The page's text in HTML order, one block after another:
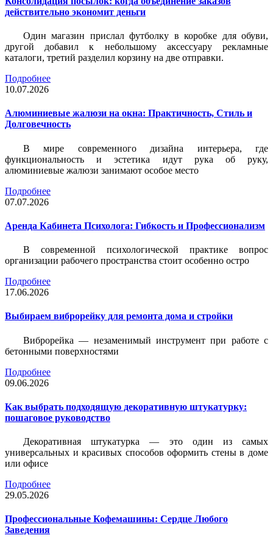
действительно экономит деньги
Один магазин прислал футболку в коробке для обуви,
другой добавил к небольшому аксессуару рекламные
каталоги, третий разделил корзину на две отправки.
Подробнее
10.07.2026
Алюминиевые жалюзи на окна: Практичность, Стиль и
Долговечность
В мире современного дизайна интерьера, где
функциональность и эстетика идут рука об руку,
алюминиевые жалюзи занимают особое место
Подробнее
07.07.2026
Аренда Кабинета Психолога: Гибкость и Профессионализм
В современной психологической практике вопрос
организации рабочего пространства стоит особенно остро
Подробнее
17.06.2026
Выбираем виброрейку для ремонта дома и стройки
Виброрейка — незаменимый инструмент при работе с
бетонными поверхностями
Подробнее
09.06.2026
Как выбрать подходящую декоративную штукатурку:
пошаговое руководство
Декоративная штукатурка — это один из самых
универсальных и красивых способов оформить стены в доме
или офисе
Подробнее
29.05.2026
Профессиональные Кофемашины: Сердце Любого
Заведения